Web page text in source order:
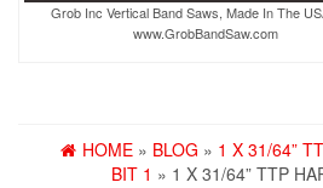
Grob Inc Vertical Band Saws, Made In The
www.GrobBandSaw.com
HOME » BLOG » 1 X 31/64”
BIT 1 » 1 X 31/64” TTP